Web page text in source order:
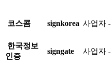
코스콤 signkorea 사업자 -
한국정보
인증
signgate 사업자 -